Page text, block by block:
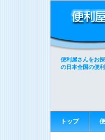
便利屋さんをお
の日本全国の便
トップ